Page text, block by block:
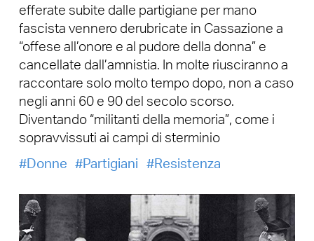
efferate subite dalle partigiane per mano
fascista vennero derubricate in Cassazione a
“offese all’onore e al pudore della donna” e
cancellate dall’amnistia. In molte riusciranno a
raccontare solo molto tempo dopo, non a caso
negli anni 60 e 90 del secolo scorso.
Diventando “militanti della memoria”, come i
sopravvissuti ai campi di sterminio
Donne
Partigiani Resistenza